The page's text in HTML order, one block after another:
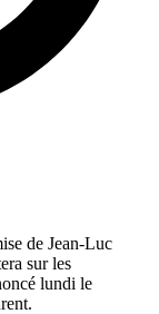
de Jean-Luc
sur les
lundi le